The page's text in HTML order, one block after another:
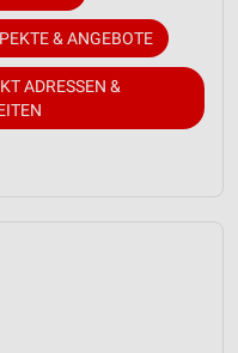
& ANGEBOTE
ADRESSEN &